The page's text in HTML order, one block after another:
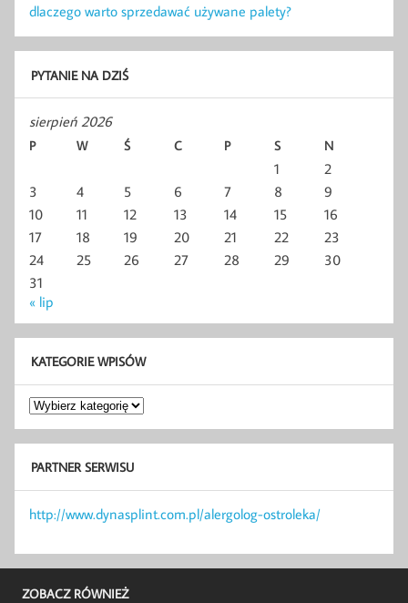
dlaczego warto sprzedawać używane palety?
PYTANIE NA DZIŚ
sierpień 2026
P W Ś C P S N
1
2
3
4 5 6 7 8
9
10
11 12 13 14 15
16
17
18 19 20 21 22
23
24
25 26 27 28 29
30
31
« lip
KATEGORIE WPISÓW
Kategorie
wpisów
PARTNER SERWISU
http://www.dynasplint.com.pl/alergolog-ostroleka/
ZOBACZ RÓWNIEŻ